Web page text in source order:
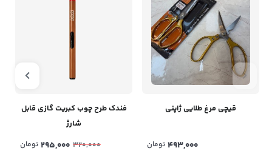
قیچی مرغ طلایی ژاپنی
493,000 تومان
فندک طرح چوب کبریت گازی قابل
شارژ
320,000
295,000 تومان